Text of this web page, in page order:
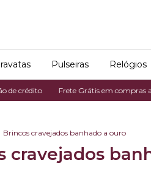
Pulseiras Relógios
Frete Grátis em compras a partir
Brincos cravejados banhado a ouro
cravejados